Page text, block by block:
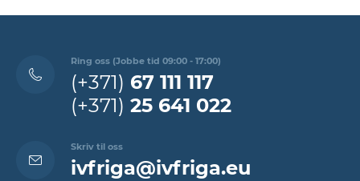
Ring oss (Jobbe tid 09:00 - 17:00)
(+371) 67 111 117
(+371) 25 641 022
Skriv til oss
ivfriga@ivfriga.eu